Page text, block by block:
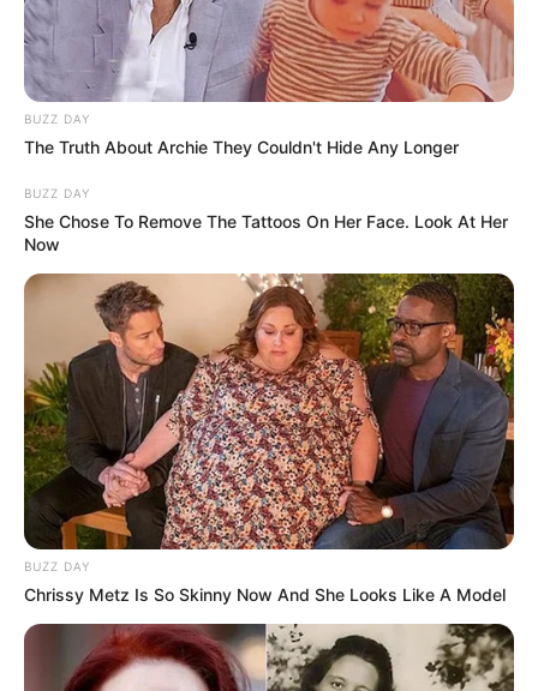
BUZZ DAY
The Truth About Archie They Couldn't Hide Any Longer
BUZZ DAY
She Chose To Remove The Tattoos On Her Face. Look At Her
Now
BUZZ DAY
Chrissy Metz Is So Skinny Now And She Looks Like A Model